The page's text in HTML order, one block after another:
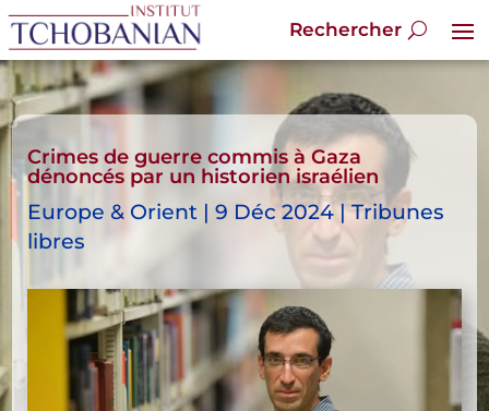
Crimes de guerre commis à Gaza
dénoncés par un historien israélien
Europe & Orient | 9 Déc 2024 | Tribunes
libres